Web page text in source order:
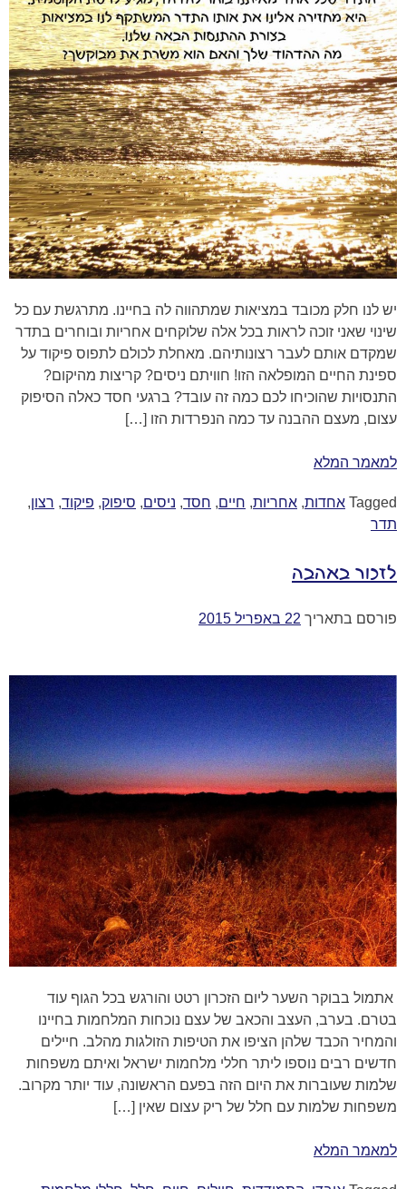
יש לנו חלק מכובד במציאות שמתהווה לה בחיינו. מתרגשת עם כל
שינוי שאני זוכה לראות בכל אלה שלוקחים אחריות ובוחרים בתדר
שמקדם אותם לעבר רצונותיהם. מאחלת לכולם לתפוס פיקוד על
ספינת החיים המופלאה הזו! חוויתם ניסים? קריצות מהיקום?
התנסויות שהוכיחו לכם כמה זה עובד? ברגעי חסד כאלה הסיפוק
עצום, מעצם ההבנה עד כמה הנפרדות הזו […]
למאמר המלא
Tagged אחדות, אחריות, חיים, חסד, ניסים, סיפוק, פיקוד, רצון,
תדר
לזכור באהבה
פורסם בתאריך 22 באפריל 2015
אתמול בבוקר השער ליום הזכרון רטט והורגש בכל הגוף עוד
בטרם. בערב, העצב והכאב של עצם נוכחות המלחמות בחיינו
והמחיר הכבד שלהן הציפו את הטיפות הזולגות מהלב. חיילים
חדשים רבים נוספו ליתר חללי מלחמות ישראל ואיתם משפחות
שלמות שעוברות את היום הזה בפעם הראשונה, עוד יותר מקרוב.
משפחות שלמות עם חלל של ריק עצום שאין […]
למאמר המלא